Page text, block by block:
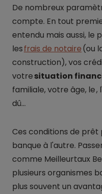
De nombreux
compte. En tout
entendu mais aussi, le
lesfrais de notaire(ou
construction), vos
votresituation
familiale, votre âge, le,
dû...
Ces conditions de prêt
banque à l'autre.
comme Meilleurtaux
plusieurs organismes
plus souvent un